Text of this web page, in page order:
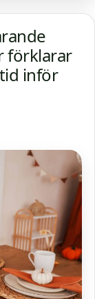
förklarar
inför